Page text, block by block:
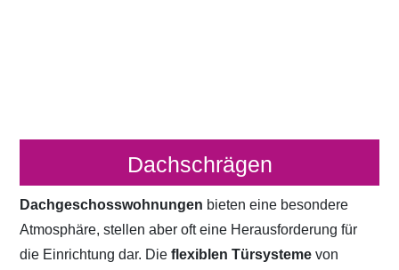
Dachschrägen
Dachgeschosswohnungen bieten eine besondere
Atmosphäre, stellen aber oft eine Herausforderung für
die Einrichtung dar. Dieflexiblen Türsystemevon